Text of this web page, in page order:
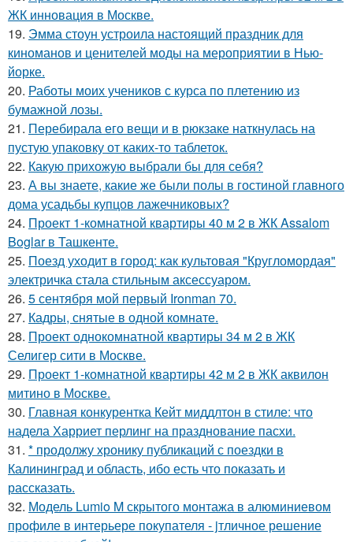
ЖК инновация в Москве.
19. Эмма стоун устроила настоящий праздник для
киноманов и ценителей моды на мероприятии в Нью-
йорке.
20. Работы моих учеников с курса по плетению из
бумажной лозы.
21. Перебирала его вещи и в рюкзаке наткнулась на
пустую упаковку от каких-то таблеток.
22. Какую прихожую выбрали бы для себя?
23. А вы знаете, какие же были полы в гостиной главного
дома усадьбы купцов лажечниковых?
24. Проект 1-комнатной квартиры 40 м 2 в ЖК Assalom
Boglar в Ташкенте.
25. Поезд уходит в город: как культовая "Кругломордая"
электричка стала стильным аксессуаром.
26. 5 сентября мой первый Ironman 70.
27. Кадры, снятые в одной комнате.
28. Проект однокомнатной квартиры 34 м 2 в ЖК
Селигер сити в Москве.
29. Проект 1-комнатной квартиры 42 м 2 в ЖК аквилон
митино в Москве.
30. Главная конкурентка Кейт миддлтон в стиле: что
надела Харриет перлинг на празднование пасхи.
31. * продолжу хронику публикаций с поездки в
Калининград и область, ибо есть что показать и
рассказать.
32. Модель Lumio M скрытого монтажа в алюминиевом
профиле в интерьере покупателя - jтличное решение